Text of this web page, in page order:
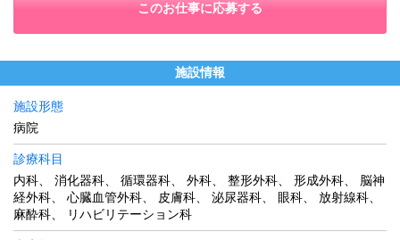
このお仕事に応募する
施設情報
施設形態
病院
診療科目
内科、 消化器科、 循環器科、 外科、 整形外科、 形成外科、 脳神
経外科、 心臓血管外科、 皮膚科、 泌尿器科、 眼科、 放射線科、
麻酔科、 リハビリテーション科